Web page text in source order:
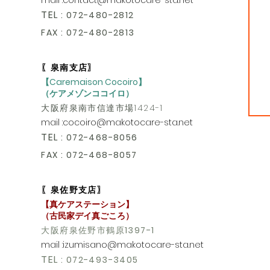
TEL : 072-480-2812
FAX : 072-480-2813
〖泉南支店〗
【Caremaison Cocoiro】
（ケアメゾンココイロ）
大阪府泉南市信達市場1424-1
mail :cocoiro@makotocare-sta.net
TEL : 072-468-8056
FAX : 072-468-8057
〖泉佐野支店〗
【真ケアステーション】
​（古民家デイ真ごころ）
大阪府泉佐野市鶴原1397-1
mail :izumisano@makotocare-sta.net
TEL : 072-493-3405